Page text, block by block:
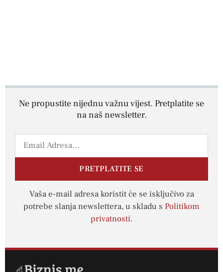
Ne propustite nijednu važnu vijest. Pretplatite se
na naš newsletter.
PRETPLATITE SE
Vaša e-mail adresa koristit će se isključivo za
potrebe slanja newslettera, u skladu s Politikom
privatnosti.